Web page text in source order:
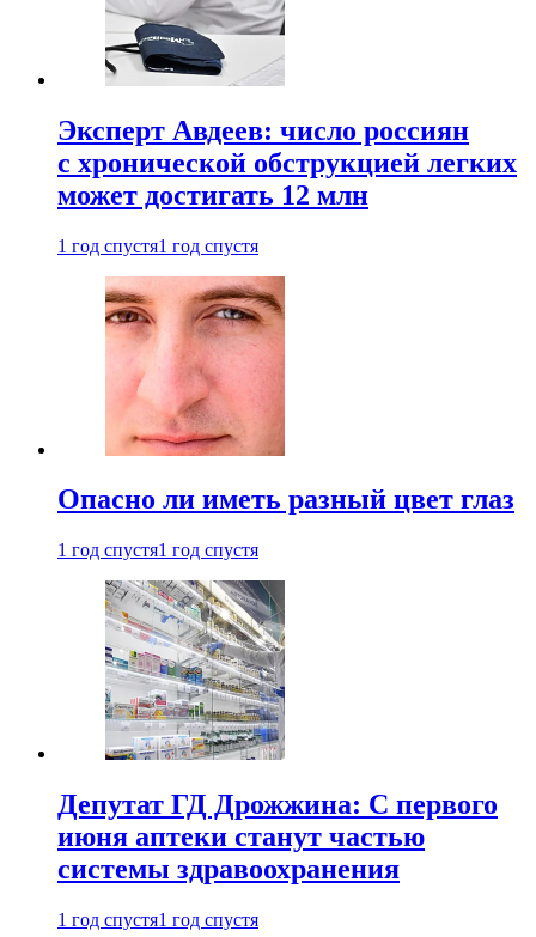
Эксперт Авдеев: число россиян
с хронической обструкцией легких
может достигать 12 млн
1 год спустя1 год спустя
Опасно ли иметь разный цвет глаз
1 год спустя1 год спустя
Депутат ГД Дрожжина: С первого
июня аптеки станут частью
системы здравоохранения
1 год спустя1 год спустя